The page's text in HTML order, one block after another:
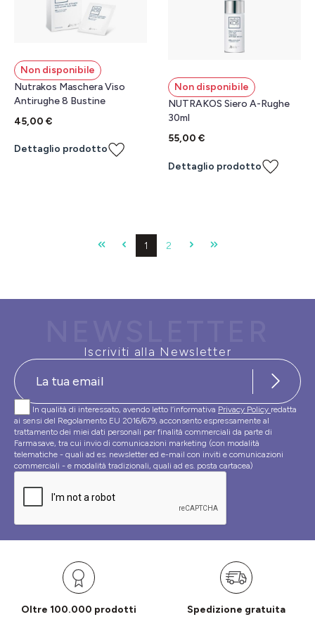
Non disponibile
Nutrakos Maschera Viso
Antirughe 8 Bustine
45,00 €
Dettaglio prodotto
Non disponibile
NUTRAKOS Siero A-Rughe
30ml
55,00 €
Dettaglio prodotto
Pagina
1 Pagina
2
Iscriviti alla Newsletter
In qualità di interessato, avendo letto l’informativa Privacy Policy redatta
ai sensi del Regolamento EU 2016/679, acconsento espressamente al
trattamento dei miei dati personali per finalità commerciali da parte di
Farmasave, tra cui invio di comunicazioni marketing (con modalità
telematiche - quali ad es. newsletter ed e-mail con inviti e comunicazioni
commerciali - e modalità tradizionali, quali ad es. posta cartacea)
Oltre 100.000 prodotti Spedizione gratuita